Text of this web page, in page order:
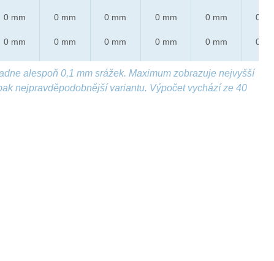
0 mm
0 mm
0 mm
0 mm
0 mm
0 mm
0 mm
0 mm
0 mm
0 mm
0 mm
0 mm
alespoň 0,1 mm srážek. Maximum zobrazuje nejvyšší
nejpravděpodobnější variantu. Výpočet vychází ze 40